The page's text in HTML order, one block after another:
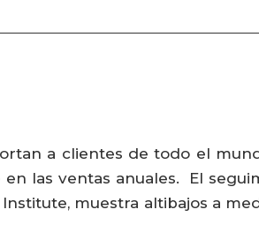
a clientes de todo el
las ventas anuales. El
muestra altibajos a